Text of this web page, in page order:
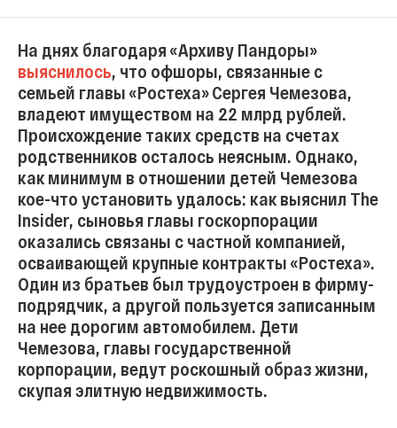
На днях благодаря «Архиву Пандоры»
выяснилось, что офшоры, связанные с
семьей главы «Ростеха» Сергея Чемезова,
владеют имуществом на 22 млрд рублей.
Происхождение таких средств на счетах
родственников осталось неясным. Однако,
как минимум в отношении детей Чемезова
кое-что установить удалось: как выяснил The
Insider, сыновья главы госкорпорации
оказались связаны с частной компанией,
осваивающей крупные контракты «Ростеха».
Один из братьев был трудоустроен в фирму-
подрядчик, а другой пользуется записанным
на нее дорогим автомобилем. Дети
Чемезова, главы государственной
корпорации, ведут роскошный образ жизни,
скупая элитную недвижимость.